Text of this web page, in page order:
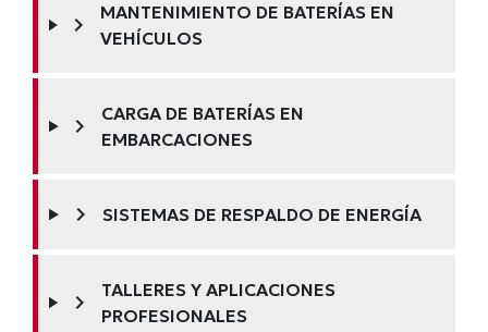
chevron_right
MANTENIMIENTO DE BATERÍAS EN
VEHÍCULOS
chevron_right
CARGA DE BATERÍAS EN
EMBARCACIONES
chevron_right SISTEMAS DE RESPALDO DE ENERGÍA
chevron_right
TALLERES Y APLICACIONES
PROFESIONALES